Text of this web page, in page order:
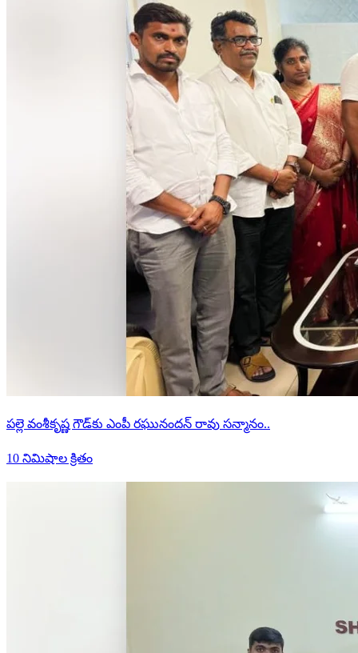
పల్లె వంశీకృష్ణ గౌడ్‌కు ఎంపీ రఘునందన్ రావు సన్మానం..
10 నిమిషాల క్రితం